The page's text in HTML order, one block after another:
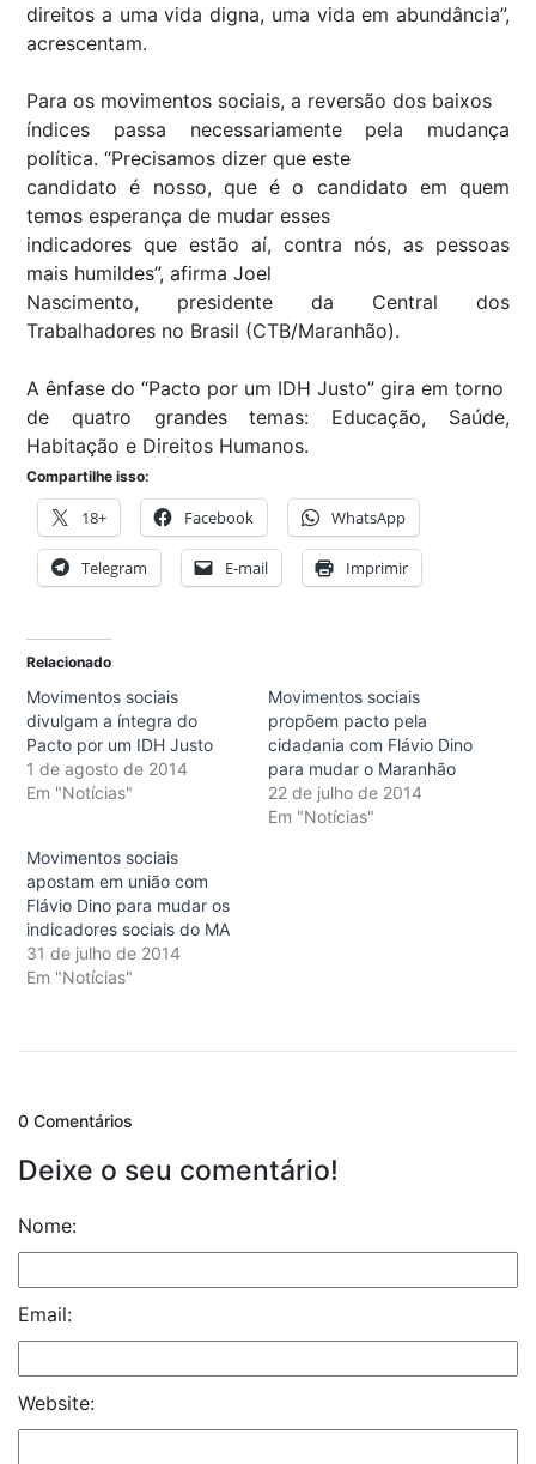
direitos a uma vida digna, uma vida em abundância”,
acrescentam.
Para os movimentos sociais, a reversão dos baixos
índices passa necessariamente pela mudança
política. “Precisamos dizer que este
candidato é nosso, que é o candidato em quem
temos esperança de mudar esses
indicadores que estão aí, contra nós, as pessoas
mais humildes”, afirma Joel
Nascimento, presidente da Central dos
Trabalhadores no Brasil (CTB/Maranhão).
A ênfase do “Pacto por um IDH Justo” gira em torno
de quatro grandes temas: Educação, Saúde,
Habitação e Direitos Humanos.
Compartilhe isso:
18+ Facebook WhatsApp
Telegram E-mail Imprimir
Relacionado
Movimentos sociais
divulgam a íntegra do
Pacto por um IDH Justo
1 de agosto de 2014
Em "Notícias"
Movimentos sociais
propõem pacto pela
cidadania com Flávio Dino
para mudar o Maranhão
22 de julho de 2014
Em "Notícias"
Movimentos sociais
apostam em união com
Flávio Dino para mudar os
indicadores sociais do MA
31 de julho de 2014
Em "Notícias"
0 Comentários
Deixe o seu comentário!
Nome:
Email:
Website: